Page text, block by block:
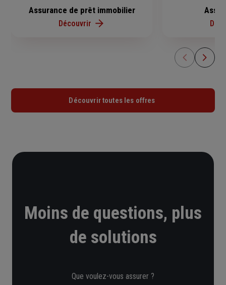
Assurance de prêt immobilier
Découvrir
Découvrir toutes les offres
Moins de questions, plus
de solutions
Que voulez-vous assurer ?